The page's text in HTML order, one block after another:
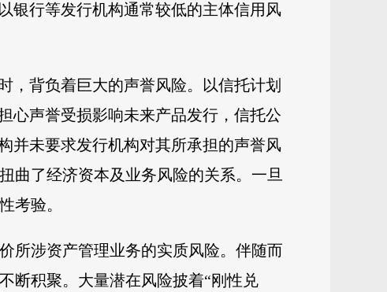
银行等发行机构通常较低的主体信用风
，背负着巨大的声誉风险。以信托计划
心声誉受损影响未来产品发行，信托公
并未要求发行机构对其所承担的声誉风
曲了经济资本及业务风险的关系。一旦
考验。
所涉资产管理业务的实质风险。伴随而
断积聚。大量潜在风险披着“刚性兑